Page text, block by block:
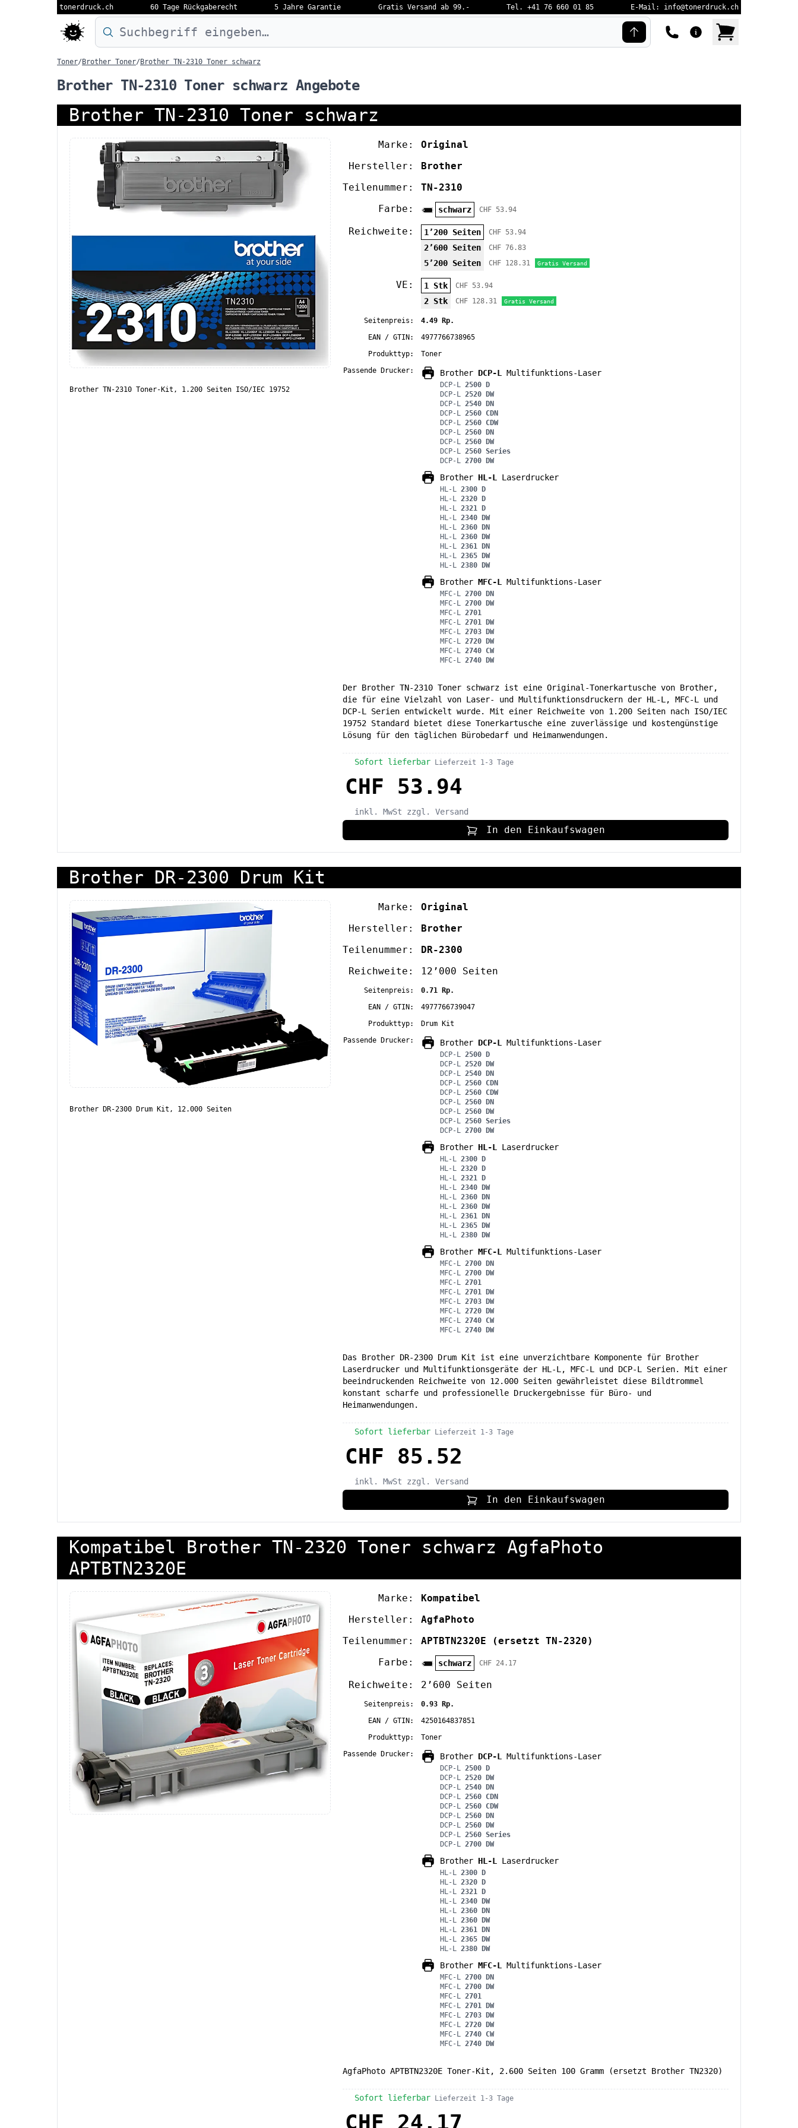
tonerdruck.ch 60 Tage Rückgaberecht 5 Jahre Garantie Gratis Versand ab 99.- Tel. +41 76 660 01 85 E-Mail: info@tonerdruck.ch
Druckermodell oder Produktnamen eingeben…
Toner/ Brother Toner/ Brother TN-2310 Toner schwarz
Brother TN-2310 Toner schwarz Angebote
Brother TN-2310 Toner schwarz
Brother TN-2310 Toner-Kit, 1.200 Seiten ISO/IEC 19752
Marke:
Original
Hersteller:
Brother
Teilenummer:
TN-2310
Farbe:
schwarz CHF 53.94
Reichweite: 1’200 Seiten CHF 53.94
2’600 Seiten CHF 76.83
5’200 Seiten CHF 128.31 Gratis Versand
VE: 1 Stk CHF 53.94
2 Stk CHF 128.31 Gratis Versand
Seitenpreis:
4.49 Rp.
EAN / GTIN:
4977766738965
Produkttyp:
Toner
Passende Drucker:
Brother DCP-L Multifunktions-Laser
DCP-L 2500 D
DCP-L 2520 DW
DCP-L 2540 DN
DCP-L 2560 CDN
DCP-L 2560 CDW
DCP-L 2560 DN
DCP-L 2560 DW
DCP-L 2560 Series
DCP-L 2700 DW
Brother HL-L Laserdrucker
HL-L 2300 D
HL-L 2320 D
HL-L 2321 D
HL-L 2340 DW
HL-L 2360 DN
HL-L 2360 DW
HL-L 2361 DN
HL-L 2365 DW
HL-L 2380 DW
Brother MFC-L Multifunktions-Laser
MFC-L 2700 DN
MFC-L 2700 DW
MFC-L 2701
MFC-L 2701 DW
MFC-L 2703 DW
MFC-L 2720 DW
MFC-L 2740 CW
MFC-L 2740 DW
Der Brother TN-2310 Toner schwarz ist eine Original-Tonerkartusche von Brother,
die für eine Vielzahl von Laser- und Multifunktionsdruckern der HL-L, MFC-L und
DCP-L Serien entwickelt wurde. Mit einer Reichweite von 1.200 Seiten nach ISO/IEC
19752 Standard bietet diese Tonerkartusche eine zuverlässige und kostengünstige
Lösung für den täglichen Bürobedarf und Heimanwendungen.
Sofort lieferbar Lieferzeit 1-3 Tage
CHF 53.94
inkl. MwSt zzgl. Versand
In den Einkaufswagen
Brother DR-2300 Drum Kit
Brother DR-2300 Drum Kit, 12.000 Seiten
Marke:
Original
Hersteller:
Brother
Teilenummer:
DR-2300
Reichweite:
12’000 Seiten
Seitenpreis:
0.71 Rp.
EAN / GTIN:
4977766739047
Produkttyp:
Drum Kit
Passende Drucker:
Brother DCP-L Multifunktions-Laser
DCP-L 2500 D
DCP-L 2520 DW
DCP-L 2540 DN
DCP-L 2560 CDN
DCP-L 2560 CDW
DCP-L 2560 DN
DCP-L 2560 DW
DCP-L 2560 Series
DCP-L 2700 DW
Brother HL-L Laserdrucker
HL-L 2300 D
HL-L 2320 D
HL-L 2321 D
HL-L 2340 DW
HL-L 2360 DN
HL-L 2360 DW
HL-L 2361 DN
HL-L 2365 DW
HL-L 2380 DW
Brother MFC-L Multifunktions-Laser
MFC-L 2700 DN
MFC-L 2700 DW
MFC-L 2701
MFC-L 2701 DW
MFC-L 2703 DW
MFC-L 2720 DW
MFC-L 2740 CW
MFC-L 2740 DW
Das Brother DR-2300 Drum Kit ist eine unverzichtbare Komponente für Brother
Laserdrucker und Multifunktionsgeräte der HL-L, MFC-L und DCP-L Serien. Mit einer
beeindruckenden Reichweite von 12.000 Seiten gewährleistet diese Bildtrommel
konstant scharfe und professionelle Druckergebnisse für Büro- und
Heimanwendungen.
Sofort lieferbar Lieferzeit 1-3 Tage
CHF 85.52
inkl. MwSt zzgl. Versand
In den Einkaufswagen
Kompatibel Brother TN-2320 Toner schwarz AgfaPhoto
APTBTN2320E
Marke:
Kompatibel
Hersteller:
AgfaPhoto
Teilenummer:
APTBTN2320E
(ersetzt TN-2320)
Farbe:
schwarz CHF 24.17
Reichweite: 2’600 Seiten
Seitenpreis:
0.93 Rp.
EAN / GTIN:
4250164837851
Produkttyp:
Toner
Passende Drucker:
Brother DCP-L Multifunktions-Laser
DCP-L 2500 D
DCP-L 2520 DW
DCP-L 2540 DN
DCP-L 2560 CDN
DCP-L 2560 CDW
DCP-L 2560 DN
DCP-L 2560 DW
DCP-L 2560 Series
DCP-L 2700 DW
Brother HL-L Laserdrucker
HL-L 2300 D
HL-L 2320 D
HL-L 2321 D
HL-L 2340 DW
HL-L 2360 DN
HL-L 2360 DW
HL-L 2361 DN
HL-L 2365 DW
HL-L 2380 DW
Brother MFC-L Multifunktions-Laser
MFC-L 2700 DN
MFC-L 2700 DW
MFC-L 2701
MFC-L 2701 DW
MFC-L 2703 DW
MFC-L 2720 DW
MFC-L 2740 CW
MFC-L 2740 DW
AgfaPhoto APTBTN2320E Toner-Kit, 2.600 Seiten 100 Gramm (ersetzt Brother TN2320)
Sofort lieferbar Lieferzeit 1-3 Tage
CHF 24.17